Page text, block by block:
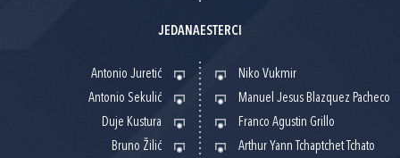
JEDANAESTERCI
Antonio Juretić
Antonio Sekulić
Duje Kustura
Bruno Žilić
Niko Vukmir
Manuel Jesus Blazquez Pacheco
Franco Agustin Grillo
Arthur Yann Tchaptchet Tchato